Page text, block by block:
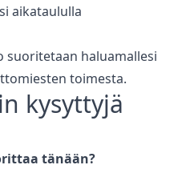
aikataululla
suoritetaan haluamallesi
toimesta.
kysyttyjä
tänään?